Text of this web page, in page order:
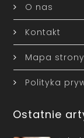
O nas
Kontakt
Mapa strony
Polityka
Ostatnie